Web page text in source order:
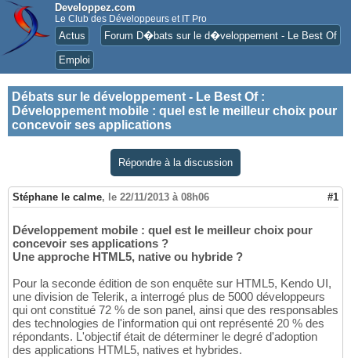
Developpez.com
Le Club des Développeurs et IT Pro
Actus Forum D�bats sur le d�veloppement - Le Best Of
Emploi
Débats sur le développement - Le Best Of:
Développement mobile : quel est le meilleur choix pour
concevoir ses applications
Répondre à la discussion
Stéphane le calme, le 22/11/2013 à 08h06 #1
Développement mobile : quel est le meilleur choix pour
concevoir ses applications ?
Une approche HTML5, native ou hybride ?
Pour la seconde édition de son enquête sur HTML5, Kendo UI,
une division de Telerik, a interrogé plus de 5000 développeurs
qui ont constitué 72 % de son panel, ainsi que des responsables
des technologies de l'information qui ont représenté 20 % des
répondants. L'objectif était de déterminer le degré d'adoption
des applications HTML5, natives et hybrides.